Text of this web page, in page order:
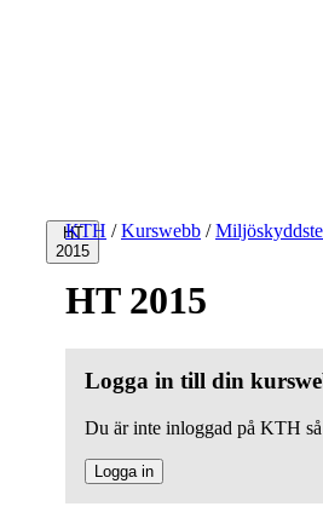
HT
2015
KTH / Kurswebb /
HT 2015
Logga in till din
Du är inte inloggad på KTH
Logga in